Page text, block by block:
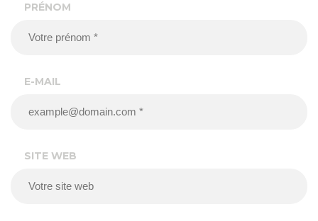
PRÉNOM
E-MAIL
SITE WEB